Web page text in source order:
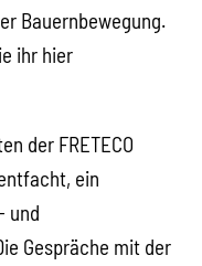
Bauernbewegung.
ihr hier
der FRETECO
ein
und
Gespräche mit der